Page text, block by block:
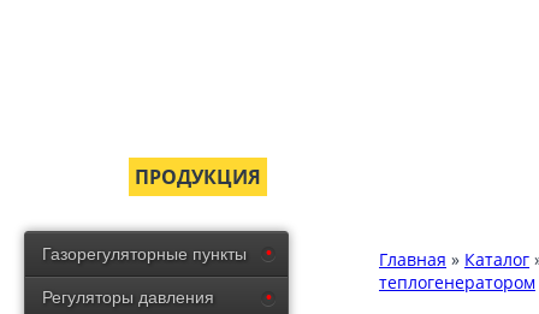
ПРОДУКЦИЯ
Газорегуляторные пункты
Регуляторы давления
Главная » Каталог
теплогенератором